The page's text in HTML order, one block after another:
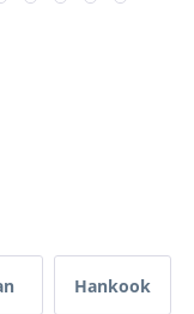
Hankook